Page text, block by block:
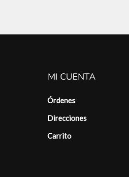
MI CUENTA
Órdenes
Direcciones
Carrito